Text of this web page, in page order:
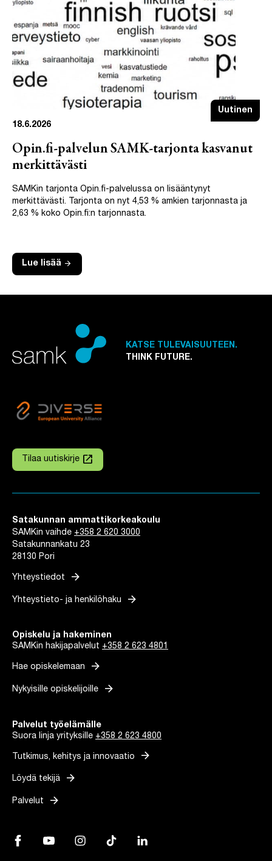
Uutinen
18.6.2026
Opin.fi-palvelun SAMK-tarjonta kasvanut
merkittävästi
SAMKin tarjonta Opin.fi-palvelussa on lisääntynyt
merkittävästi. Tarjonta on nyt 4,53 % amkien tarjonnasta ja
2,63 % koko Opin.fi:n tarjonnasta.
Lue lisää arrow_forward
KATSE TULEVAISUUTEEN.
THINK FUTURE.
Tilaa uutiskirje
Linkki avautuu uuteen välilehteen
launch
Satakunnan ammattikorkeakoulu
SAMKin vaihde +358 2 620 3000
Satakunnankatu 23
28130 Pori
Yhteystiedot arrow_forward
Yhteystieto- ja henkilöhaku arrow_forward
Opiskelu ja hakeminen
SAMKin hakijapalvelut +358 2 623 4801
Hae opiskelemaan arrow_forward
Nykyisille opiskelijoille arrow_forward
Palvelut työelämälle
Suora linja yrityksille +358 2 623 4800
Tutkimus, kehitys ja innovaatio arrow_forward
Löydä tekijä arrow_forward
Palvelut arrow_forward
Facebook, Linkki avautuu uuteen välilehteen
YouTube, Linkki avautuu uuteen välilehteen
Instagram, Linkki avautuu uuteen välilehteen
TikTok, Linkki avautuu uuteen välilehteen
LinkedIn, Linkki avautuu uuteen